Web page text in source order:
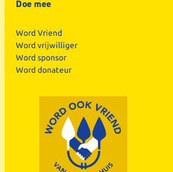
Doe mee
Word Vriend
Word vrijwilliger
Word sponsor
Word donateur